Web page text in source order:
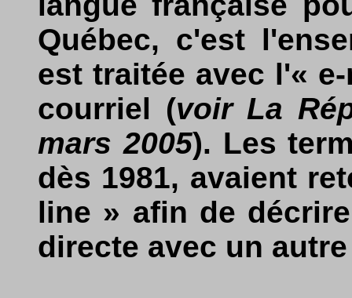
Québec, c'est
est traitée avec l'«
courriel (voir La
mars 2005). Les
dès 1981, avaient
line » afin de
directe avec un